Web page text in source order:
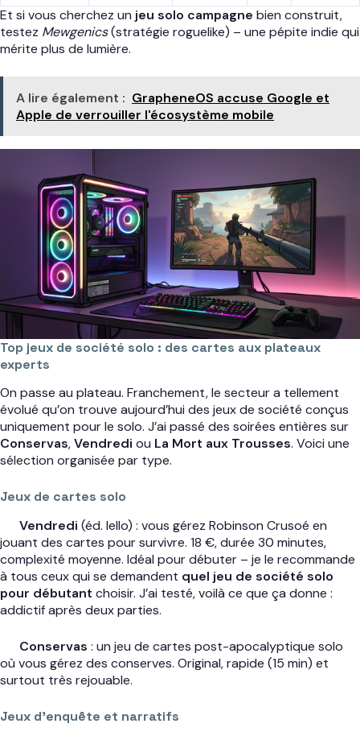
Et si vous cherchez un jeu solo campagne bien construit,
testez Mewgenics(stratégie roguelike) – une pépite indie qui
mérite plus de lumière.
A lire également : GrapheneOS accuse Google et
Apple de verrouiller l'écosystème mobile
Top jeux de société solo : des cartes aux plateaux
experts
On passe au plateau. Franchement, le secteur a tellement
évolué qu’on trouve aujourd’hui des jeux de société conçus
uniquement pour le solo. J’ai passé des soirées entières sur
Conservas,Vendredi ou La Mort aux Trousses. Voici une
sélection organisée par type.
Jeux de cartes solo
Vendredi (éd. Iello) : vous gérez Robinson Crusoé en
jouant des cartes pour survivre. 18 €, durée 30 minutes,
complexité moyenne. Idéal pour débuter – je le recommande
à tous ceux qui se demandent quel jeu de société solo
pour débutant choisir. J’ai testé, voilà ce que ça donne :
addictif après deux parties.
Conservas : un jeu de cartes post-apocalyptique solo
où vous gérez des conserves. Original, rapide (15 min) et
surtout très rejouable.
Jeux d’enquête et narratifs